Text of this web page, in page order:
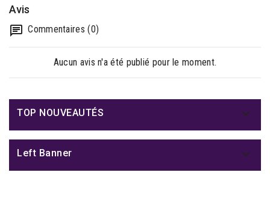
Avis
Commentaires (0)
Aucun avis n'a été publié pour le moment.
TOP NOUVEAUTÉS 
Left Banner 